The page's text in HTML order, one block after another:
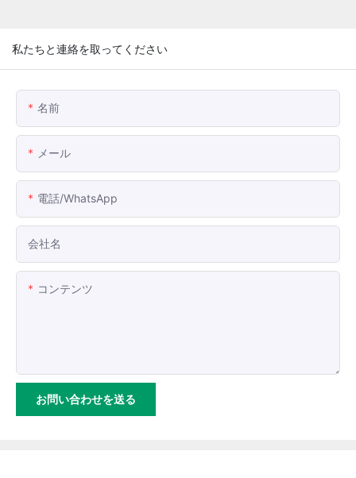
私たちと連絡を取ってください
名前
メール
電話/WhatsApp
会社名
コンテンツ
お問い合わせを送る